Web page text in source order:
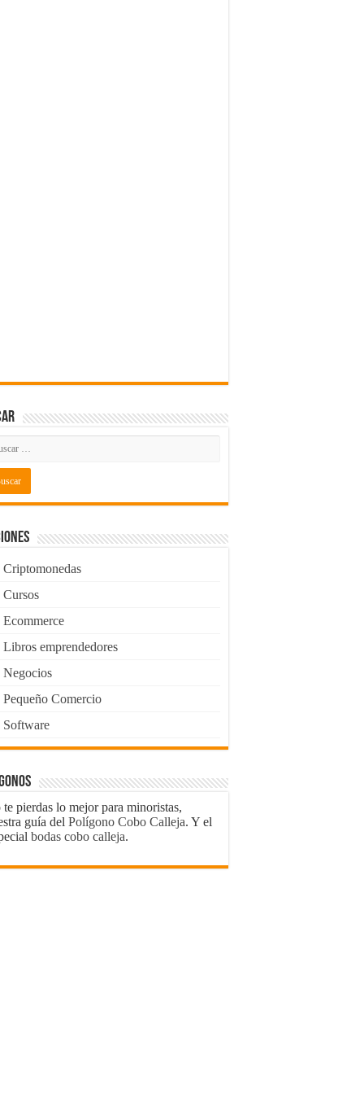
Criptomonedas
Cursos
Ecommerce
Libros emprendedores
Negocios
Pequeño Comercio
Software
pierdas lo mejor para minoristas,
guía del Polígono Cobo Calleja. Y el
bodas cobo calleja.